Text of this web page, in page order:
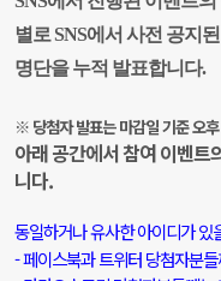
별로 SNS에서 사전 공지
명단을 누적 발표합니다.
※ 당첨자 발표는마감일 기준 오
아래 공간에서 참여 이벤트
니다.
동일하거나 유사한 아이디가 있
- 페이스북과 트위터 당첨자분